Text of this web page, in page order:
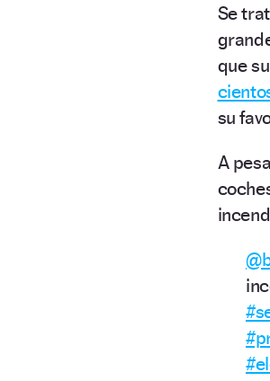
Se
que
su
A